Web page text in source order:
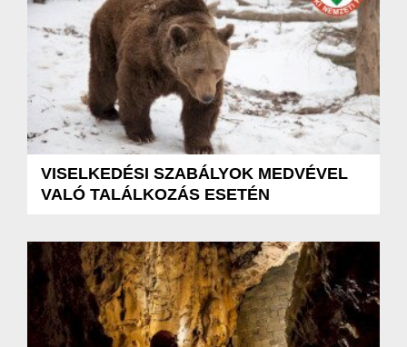
VISELKEDÉSI SZABÁLYOK MEDVÉVEL
VALÓ TALÁLKOZÁS ESETÉN